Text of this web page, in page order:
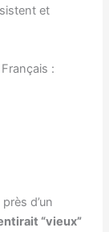
et
:
d’un
“vieux”